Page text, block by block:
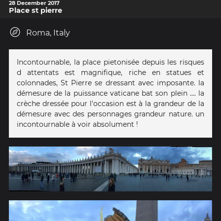
28 December 2017
Place st pierre
Roma, Italy
Incontournable, la place pietonisée depuis les risques
d attentats est magnifique, riche en statues et
colonnades, St Pierre se dressant avec imposante. la
démesure de la puissance vaticane bat son plein .... la
crèche dressée pour l'occasion est à la grandeur de la
démesure avec des personnages grandeur nature. un
incontournable à voir absolument !